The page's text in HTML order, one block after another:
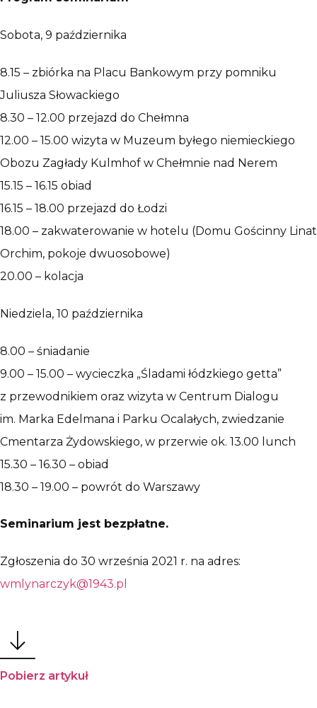
Sobota, 9 października
8.15 – zbiórka na Placu Bankowym przy pomniku
Juliusza Słowackiego
8.30 – 12.00 przejazd do Chełmna
12.00 – 15.00 wizyta w Muzeum byłego niemieckiego
Obozu Zagłady Kulmhof w Chełmnie nad Nerem
15.15 – 16.15 obiad
16.15 – 18.00 przejazd do Łodzi
18.00 – zakwaterowanie w hotelu (Domu Gościnny Linat
Orchim, pokoje dwuosobowe)
20.00 – kolacja
Niedziela, 10 października
8.00 – śniadanie
9.00 – 15.00 – wycieczka „Śladami łódzkiego getta”
z przewodnikiem oraz wizyta w Centrum Dialogu
im. Marka Edelmana i Parku Ocalałych, zwiedzanie
Cmentarza Żydowskiego, w przerwie ok. 13.00 lunch
15.30 – 16.30 – obiad
18.30 – 19.00 – powrót do Warszawy
Seminarium jest bezpłatne.
Zgłoszenia do 30 września 2021 r. na adres:
wmlynarczyk@1943.pl
Pobierz artykuł